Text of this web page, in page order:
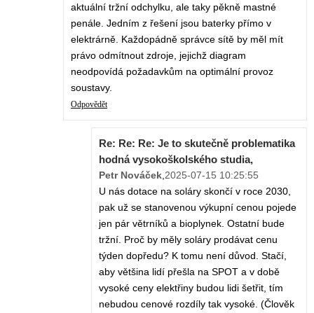
aktuální tržní odchylku, ale taky pěkně mastné
penále. Jedním z řešení jsou baterky přímo v
elektrárně. Každopádně správce sítě by měl mít
právo odmítnout zdroje, jejichž diagram
neodpovídá požadavkům na optimální provoz
soustavy.
Odpovědět
Re: Re: Re: Je to skutečně problematika
hodná vysokoškolského studia,
Petr Nováček 2025-07-15 10:25:55
U nás dotace na soláry skončí v roce 2030,
pak už se stanovenou výkupní cenou pojede
jen pár větrníků a bioplynek. Ostatní bude
tržní. Proč by měly soláry prodávat cenu
týden dopředu? K tomu není důvod. Stačí,
aby většina lidí přešla na SPOT a v době
vysoké ceny elektřiny budou lidi šetřit, tím
nebudou cenové rozdíly tak vysoké. (Člověk